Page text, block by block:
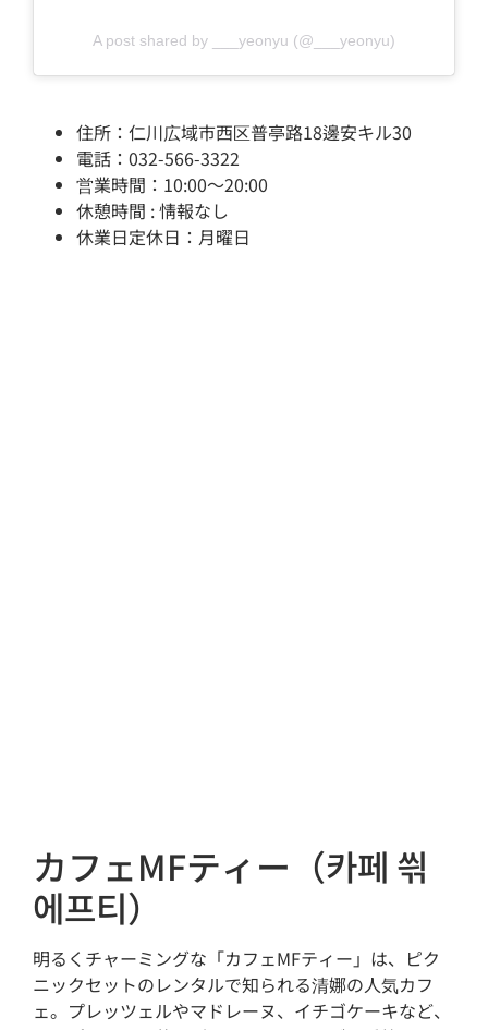
A post shared by ___yeonyu (@___yeonyu)
住所：仁川広域市西区普亭路18邊安キル30
電話：032-566-3322
営業時間：10:00～20:00
休憩時間 : 情報なし
休業日定休日：月曜日
カフェMFティー（카페 씎
에프티）
明るくチャーミングな「カフェMFティー」は、ピク
ニックセットのレンタルで知られる清娜の人気カフ
ェ。プレッツェルやマドレーヌ、イチゴケーキなど、